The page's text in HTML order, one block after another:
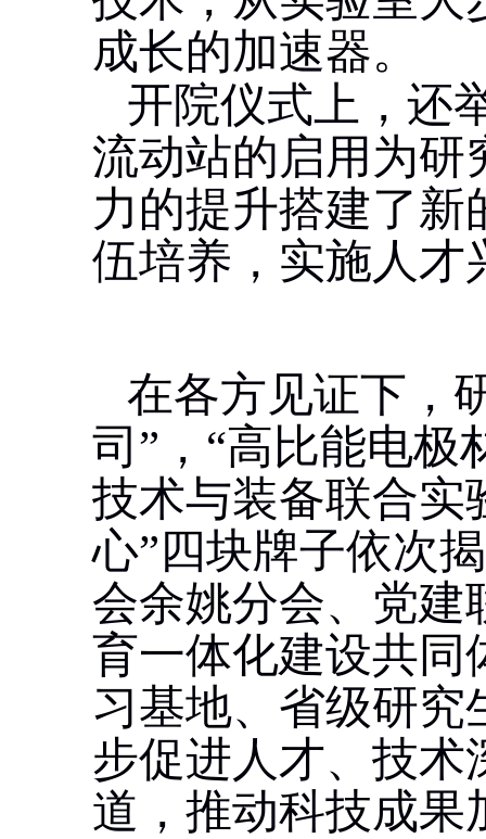
成长的加速器。
开院仪式上，还
流动站的启用为研
力的提升搭建了新
伍培养，实施人才
在各方见证下，
司”，“高比能电极
技术与装备联合实
心”四块牌子依次
会余姚分会、党建
育一体化建设共同
习基地、省级研究
步促进人才、技术
道，推动科技成果